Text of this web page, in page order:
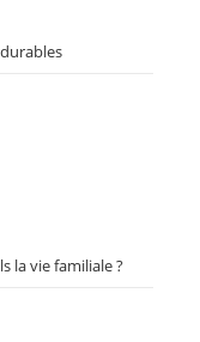
la vie familiale ?